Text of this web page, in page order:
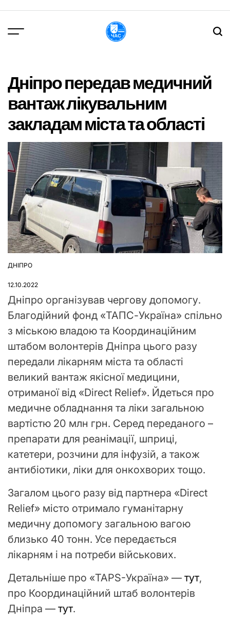
вмісту
Дніпро передав медичний
вантаж лікувальним
закладам міста та області
ОПУБЛІКУВАТИ
ДНІПРО
12.10.2022
Дніпро організував чергову допомогу.
Благодійний фонд «ТАПС-Україна» спільно
з міською владою та Координаційним
штабом волонтерів Дніпра цього разу
передали лікарням міста та області
великий вантаж якісної медицини,
отриманої від «Direct Relief». Йдеться про
медичне обладнання та ліки загальною
вартістю 20 млн грн. Серед переданого –
препарати для реанімації, шприці,
катетери, розчини для інфузій, а також
антибіотики, ліки для онкохворих тощо.
Загалом цього разу від партнера «Direct
Relief» місто отримало гуманітарну
медичну допомогу загальною вагою
близько 40 тонн. Усе передається
лікарням і на потреби військових.
Детальніше про «TAPS-Україна» — тут,
про Координаційний штаб волонтерів
Дніпра — тут.